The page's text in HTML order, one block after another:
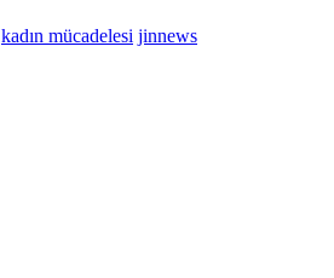
kadın mücadelesi jinnews